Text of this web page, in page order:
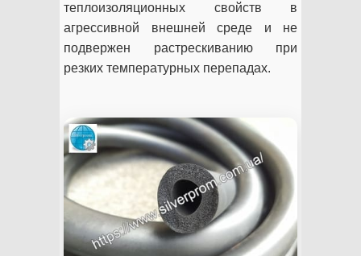
теплоизоляционных свойств в
агрессивной внешней среде и не
подвержен растрескиванию при
резких температурных перепадах.